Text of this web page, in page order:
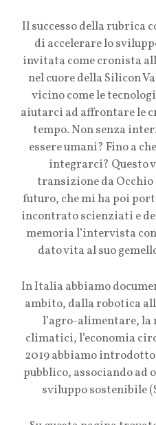
Il successo della rubrica
di accelerare lo
invitata come cronista
nel cuore della Silicon
vicino come le
aiutarci ad affrontare le
tempo. Non senza
essere umani? Fino a
integrarci? Questo
transizione da Occhio
futuro, che mi ha poi
incontrato scienziati e
memoria l’intervista
dato vita al suo
In Italia abbiamo
ambito, dalla robotica
l’agro-alimentare,
climatici, l’economia
2019 abbiamo introdotto
pubblico, associando
sviluppo sostenibile